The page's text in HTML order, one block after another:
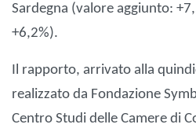
Sardegna (valore aggiunto:
+6,2%).
Il rapporto, arrivato alla
realizzato da Fondazione
Centro Studi delle Camere di